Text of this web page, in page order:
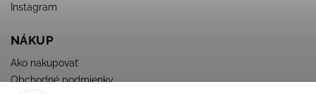
Instagram
NÁKUP
Ako nakupovať
Obchodné podmienky